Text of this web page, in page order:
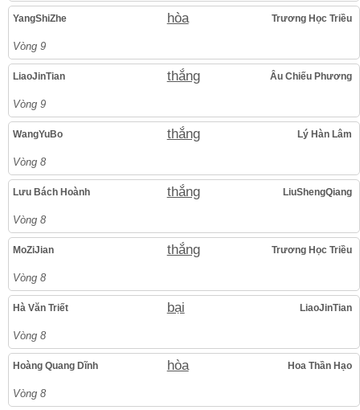
YangShiZhe hòa Trương Học Triều
Vòng 9
LiaoJinTian thắng Âu Chiếu Phương
Vòng 9
WangYuBo thắng Lý Hàn Lâm
Vòng 8
Lưu Bách Hoành thắng LiuShengQiang
Vòng 8
MoZiJian thắng Trương Học Triều
Vòng 8
Hà Văn Triết bại LiaoJinTian
Vòng 8
Hoàng Quang Dĩnh hòa Hoa Thần Hạo
Vòng 8